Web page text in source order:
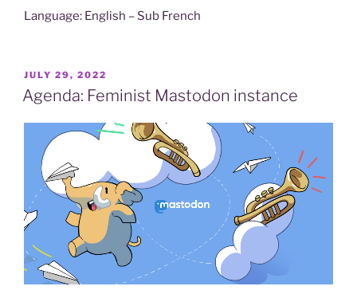
Language: English – Sub French
POSTED
ON
JULY 29, 2022
Agenda: Feminist Mastodon instance